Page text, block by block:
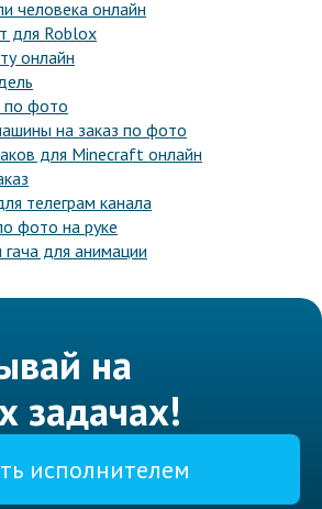
человека онлайн
для Roblox
онлайн
по фото
на заказ по фото
для Minecraft онлайн
телеграм канала
фото на руке
для анимации
на
задачах!
исполнителем